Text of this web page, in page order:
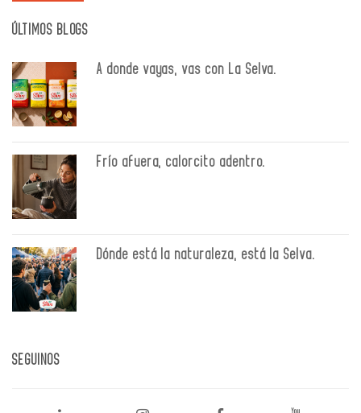
ÚLTIMOS BLOGS
A donde vayas, vas con La Selva.
Frío afuera, calorcito adentro.
Dónde está la naturaleza, está la Selva.
SEGUINOS